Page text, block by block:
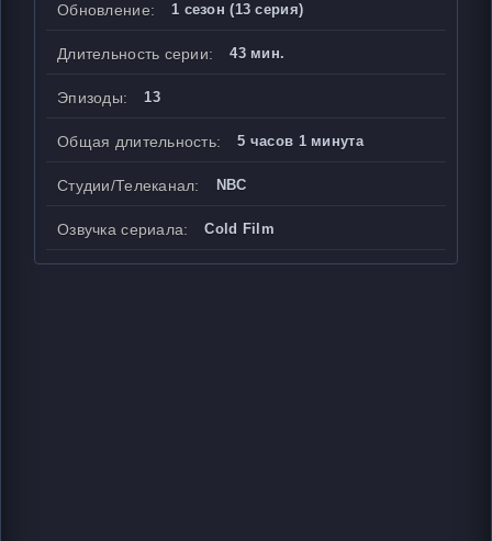
Обновление: 1 сезон (13 серия)
Длительность серии: 43 мин.
Эпизоды: 13
Общая длительность: 5 часов 1 минута
Студии/Телеканал: NBC
Озвучка сериала: Cold Film